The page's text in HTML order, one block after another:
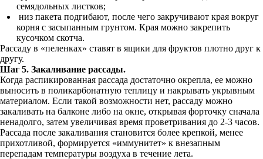
семядольных листков;
низ пакета подгибают, после чего закручивают края вокруг
корня с засыпанным грунтом. Края можно закрепить
кусочком скотча.
Рассаду в «пеленках» ставят в ящики для фруктов плотно друг к
другу.
Шаг 5. Закаливание рассады.
Когда распикированная рассада достаточно окрепла, ее можно
выносить в поликарбонатную теплицу и накрывать укрывным
материалом. Если такой возможности нет, рассаду можно
закаливать на балконе либо на окне, открывая форточку сначала
ненадолго, затем увеличивая время проветривания до 2-3 часов.
Рассада после закаливания становится более крепкой, менее
прихотливой, формируется «иммунитет» к внезапным
перепадам температуры воздуха в течение лета.